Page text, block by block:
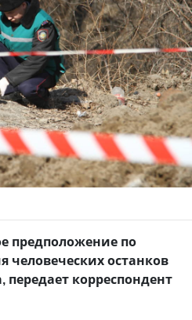
предположение по
человеческих останков
передает корреспондент